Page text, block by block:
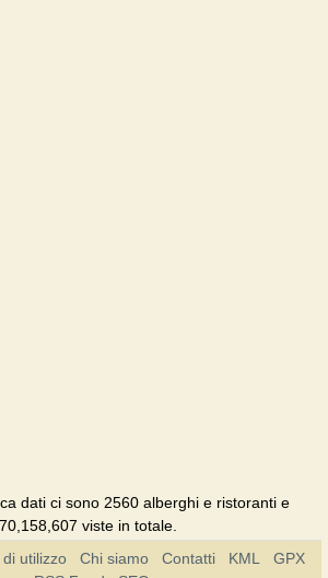
dati ci sono 2560 alberghi e ristoranti e
70,158,607 viste in totale.
utilizzo
Chi siamo Contatti KML
GPX